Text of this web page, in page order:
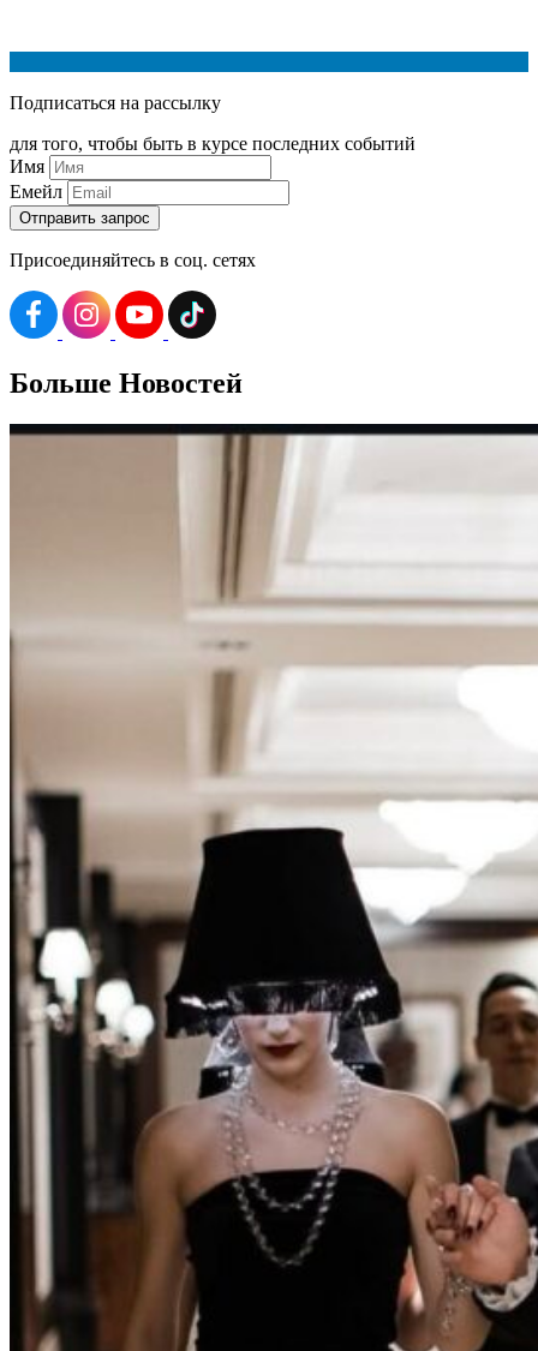
Подписаться на рассылку
для того, чтобы быть в курсе последних событий
Имя
Емейл
Присоединяйтесь в соц. сетях
Больше Новостей